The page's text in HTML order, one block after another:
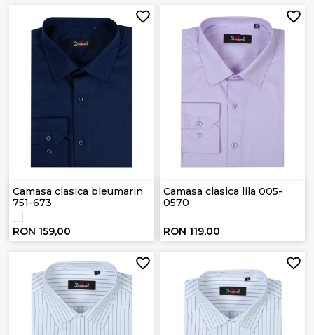
Camasa clasica bleumarin
751-673
RON 159,00
Camasa clasica lila 005-
0570
RON 119,00